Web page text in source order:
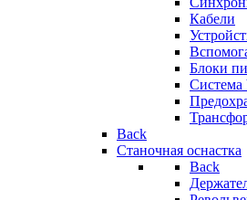
Кабели
Блоки
Back
Станочная оснастка
Back